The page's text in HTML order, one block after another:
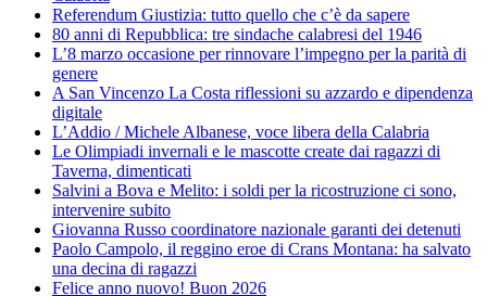
Referendum Giustizia: tutto quello che c’è da sapere
80 anni di Repubblica: tre sindache calabresi del 1946
L’8 marzo occasione per rinnovare l’impegno per la parità di
genere
A San Vincenzo La Costa riflessioni su azzardo e dipendenza
digitale
L’Addio / Michele Albanese, voce libera della Calabria
Le Olimpiadi invernali e le mascotte create dai ragazzi di
Taverna, dimenticati
Salvini a Bova e Melito: i soldi per la ricostruzione ci sono,
intervenire subito
Giovanna Russo coordinatore nazionale garanti dei detenuti
Paolo Campolo, il reggino eroe di Crans Montana: ha salvato
una decina di ragazzi
Felice anno nuovo! Buon 2026